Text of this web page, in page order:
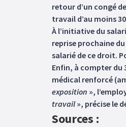
retour d’un congé
travail d’au moins
À l’initiative du
reprise prochaine
salarié de ce droit.
Enfin, à compter du
médical renforcé
exposition »,
travail», précise le
Sources :